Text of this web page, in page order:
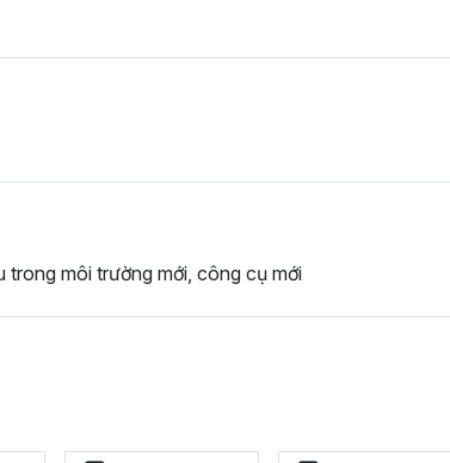
môi trường mới, công cụ mới